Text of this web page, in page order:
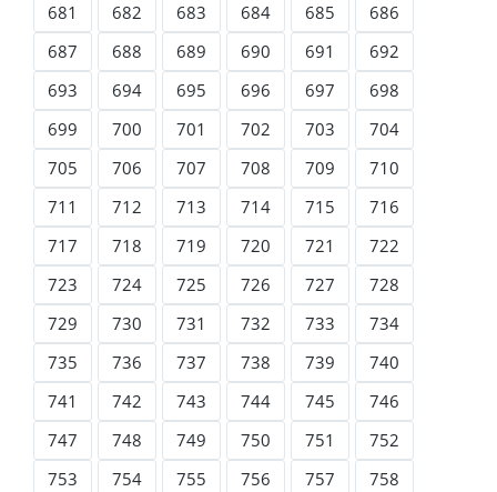
681
682 683 684 685
686
687
688 689 690 691
692
693
694 695 696 697
698
699
700 701 702 703
704
705
706 707 708 709
710
711
712 713 714 715
716
717
718 719 720 721
722
723
724 725 726 727
728
729
730 731 732 733
734
735
736 737 738 739
740
741
742 743 744 745
746
747
748 749 750 751
752
753
754 755 756 757
758